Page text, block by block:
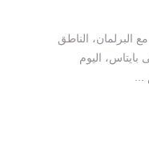
البرلمان، الناطق
اليوم
...